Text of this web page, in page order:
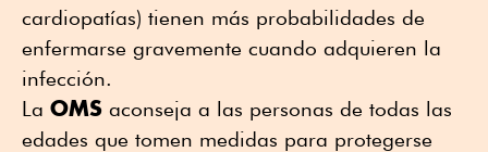
cardiopatías) tienen más probabilidades de
enfermarse gravemente cuando adquieren la
infección.
La OMS aconseja a las personas de todas las
edades que tomen medidas para protegerse